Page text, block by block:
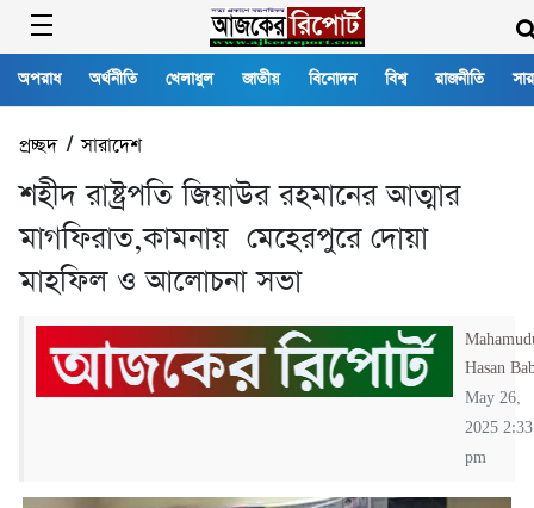
অপরাধ অর্থনীতি খেলাধুল জাতীয় বিনোদন বিশ্ব রাজনীতি
প্রচ্ছদ/সারাদেশ
শহীদ রাষ্ট্রপতি জিয়াউর রহমানের আত্মার
মাগফিরাত,কামনায় মেহেরপুরে দােয়া
মাহফিল ও আলােচনা সভা
Hasan
May 26,
2025 2:33
pm